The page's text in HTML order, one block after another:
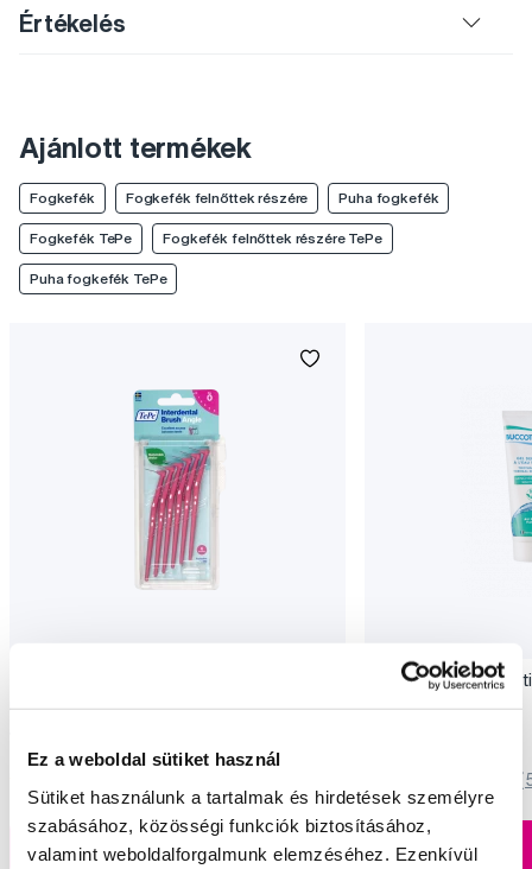
Ez a weboldal sütiket használ
Sütiket használunk a tartalmak és hirdetések személyre
szabásához, közösségi funkciók biztosításához,
valamint weboldalforgalmunk elemzéséhez. Ezenkívül
Értékelés
Ajánlott termékek
Fogkefék Fogkefék felnőttek részére Puha fogkefék
Fogkefék TePe Fogkefék felnőttek részére TePe
Puha fogkefék TePe
rózsaszín, 6 db
A kosárba Készleten > 5 db
Buccotherm Gel
75 ml
A kosárba